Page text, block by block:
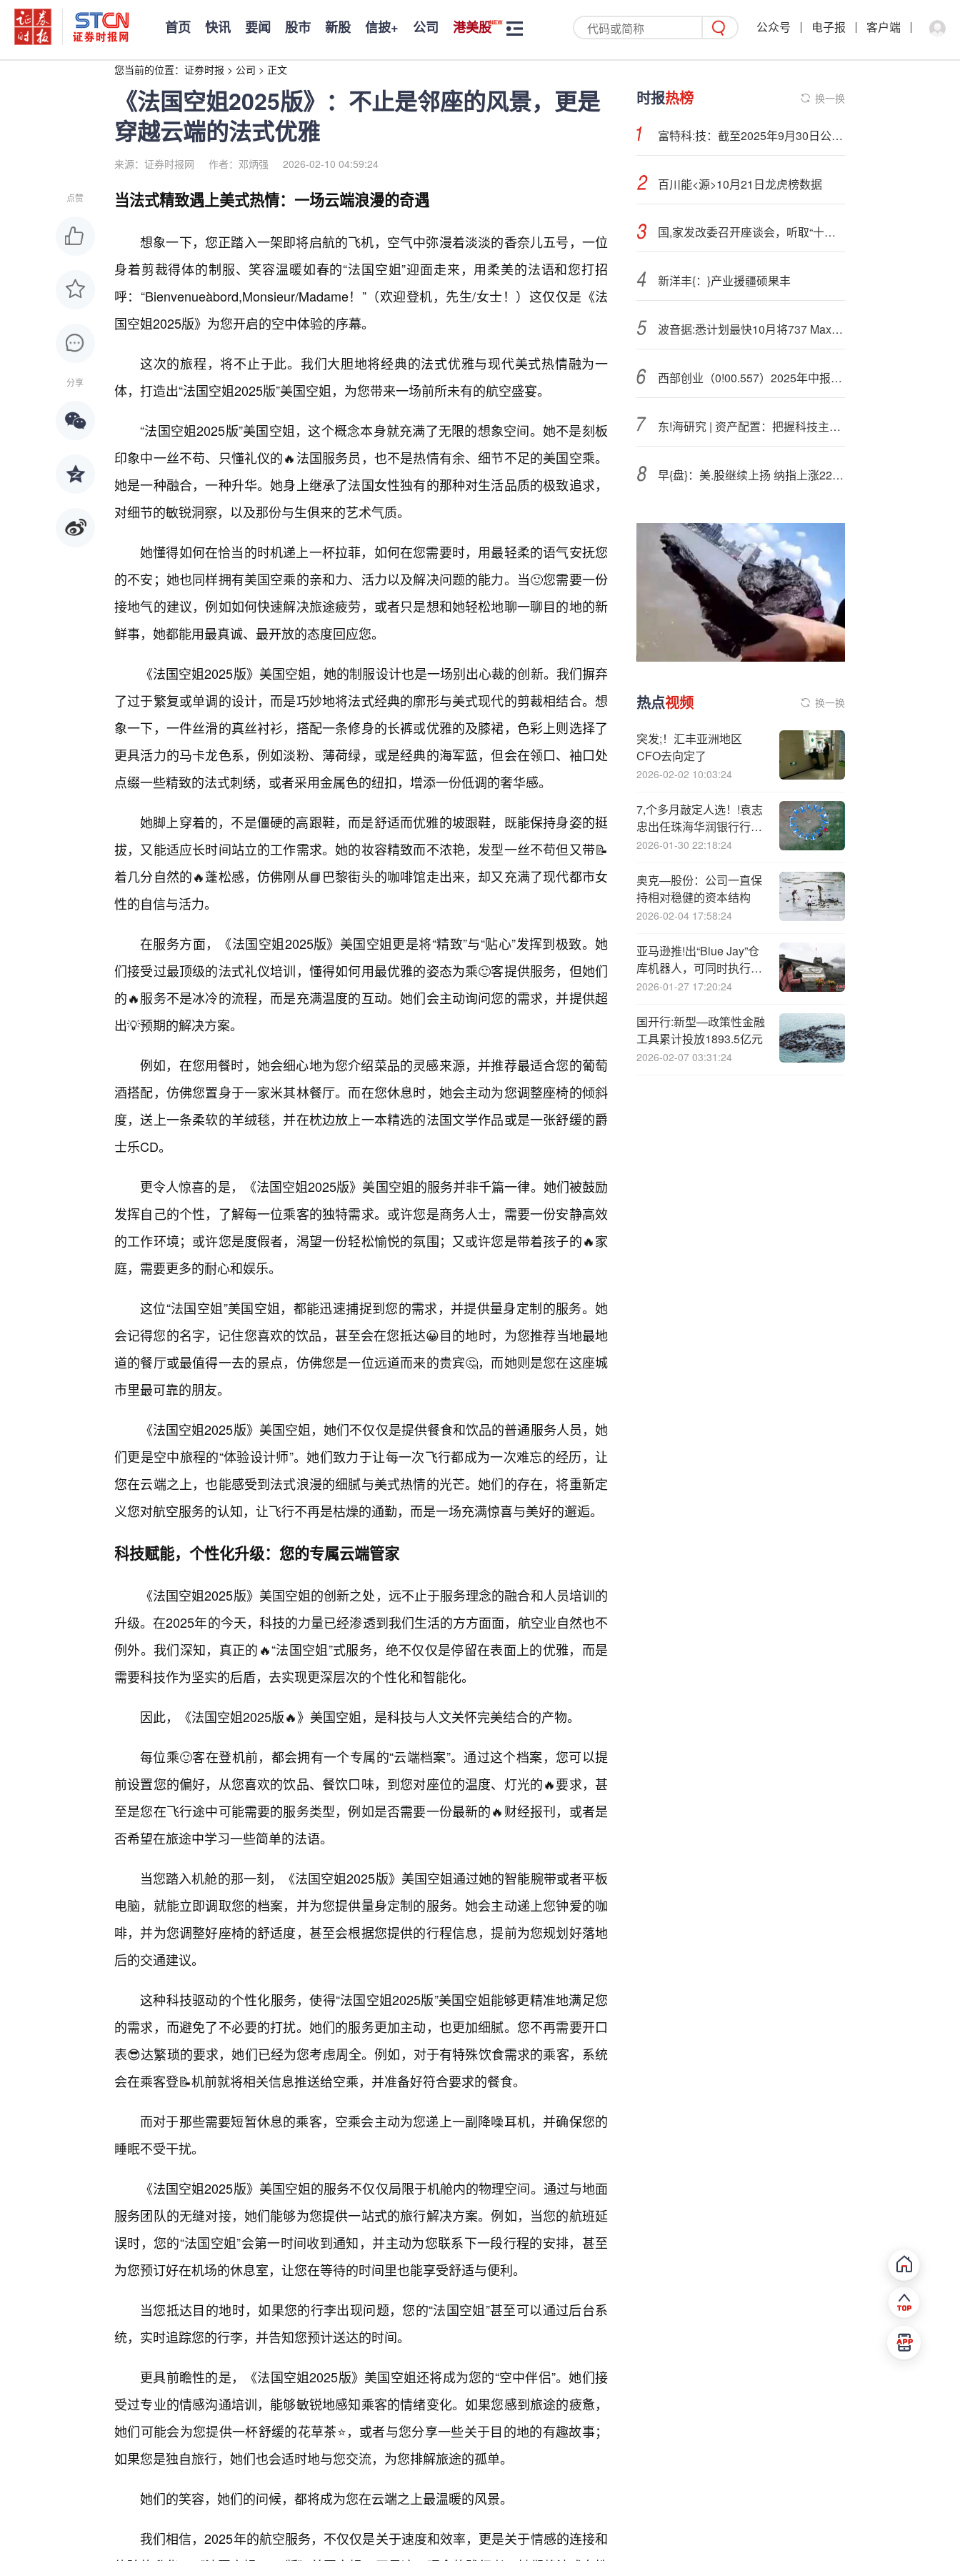
首页 快讯 要闻 股市 新股 信披+ 公司 港美股 公众号 电子报 客户端
您当前的位置： 证券时报 > 公司 > 正文
《法国空姐2025版》：不止是邻座的风景，更是
穿越云端的法式优雅
来源：证券时报网 作者：邓炳强 2026-02-10 04:59:24
点赞
分享
当法式精致遇上美式热情：一场云端浪漫的奇遇
想象一下，您正踏入一架即将启航的飞机，空气中弥漫着淡淡的香奈儿五号，一位
身着剪裁得体的制服、笑容温暖如春的“法国空姐”迎面走来，用柔美的法语和您打招
呼：“Bienvenueàbord,Monsieur/Madame！”（欢迎登机，先生/女士！）这仅仅是《法
国空姐2025版》为您开启的空中体验的序幕。
这次的旅程，将不止于此。我们大胆地将经典的法式优雅与现代美式热情融为一
体，打造出“法国空姐2025版”美国空姐，为您带来一场前所未有的航空盛宴。
“法国空姐2025版”美国空姐，这个概念本身就充满了无限的想象空间。她不是刻板
印象中一丝不苟、只懂礼仪的🔥法国服务员，也不是热情有余、细节不足的美国空乘。
她是一种融合，一种升华。她身上继承了法国女性独有的那种对生活品质的极致追求，
对细节的敏锐洞察，以及那份与生俱来的艺术气质。
她懂得如何在恰当的时机递上一杯拉菲，如何在您需要时，用最轻柔的语气安抚您
的不安；她也同样拥有美国空乘的亲和力、活力以及解决问题的能力。当🙂您需要一份
接地气的建议，例如如何快速解决旅途疲劳，或者只是想和她轻松地聊一聊目的地的新
鲜事，她都能用最真诚、最开放的态度回应您。
《法国空姐2025版》美国空姐，她的制服设计也是一场别出心裁的创新。我们摒弃
了过于繁复或单调的设计，而是巧妙地将法式经典的廓形与美式现代的剪裁相结合。想
象一下，一件丝滑的真丝衬衫，搭配一条修身的长裤或优雅的及膝裙，色彩上则选择了
更具活力的马卡龙色系，例如淡粉、薄荷绿，或是经典的海军蓝，但会在领口、袖口处
点缀一些精致的法式刺绣，或者采用金属色的纽扣，增添一份低调的奢华感。
她脚上穿着的，不是僵硬的高跟鞋，而是舒适而优雅的坡跟鞋，既能保持身姿的挺
拔，又能适应长时间站立的工作需求。她的妆容精致而不浓艳，发型一丝不苟但又带📝
着几分自然的🔥蓬松感，仿佛刚从📘巴黎街头的咖啡馆走出来，却又充满了现代都市女
性的自信与活力。
在服务方面，《法国空姐2025版》美国空姐更是将“精致”与“贴心”发挥到极致。她
们接受过最顶级的法式礼仪培训，懂得如何用最优雅的姿态为乘🙂客提供服务，但她们
的🔥服务不是冰冷的流程，而是充满温度的互动。她们会主动询问您的需求，并提供超
出💡预期的解决方案。
例如，在您用餐时，她会细心地为您介绍菜品的灵感来源，并推荐最适合您的葡萄
酒搭配，仿佛您置身于一家米其林餐厅。而在您休息时，她会主动为您调整座椅的倾斜
度，送上一条柔软的羊绒毯，并在枕边放上一本精选的法国文学作品或是一张舒缓的爵
士乐CD。
更令人惊喜的是，《法国空姐2025版》美国空姐的服务并非千篇一律。她们被鼓励
发挥自己的个性，了解每一位乘客的独特需求。或许您是商务人士，需要一份安静高效
的工作环境；或许您是度假者，渴望一份轻松愉悦的氛围；又或许您是带着孩子的🔥家
庭，需要更多的耐心和娱乐。
这位“法国空姐”美国空姐，都能迅速捕捉到您的需求，并提供量身定制的服务。她
会记得您的名字，记住您喜欢的饮品，甚至会在您抵达😀目的地时，为您推荐当地最地
道的餐厅或最值得一去的景点，仿佛您是一位远道而来的贵宾🤔，而她则是您在这座城
市里最可靠的朋友。
《法国空姐2025版》美国空姐，她们不仅仅是提供餐食和饮品的普通服务人员，她
们更是空中旅程的“体验设计师”。她们致力于让每一次飞行都成为一次难忘的经历，让
您在云端之上，也能感受到法式浪漫的细腻与美式热情的光芒。她们的存在，将重新定
义您对航空服务的认知，让飞行不再是枯燥的通勤，而是一场充满惊喜与美好的邂逅。
科技赋能，个性化升级：您的专属云端管家
《法国空姐2025版》美国空姐的创新之处，远不止于服务理念的融合和人员培训的
升级。在2025年的今天，科技的力量已经渗透到我们生活的方方面面，航空业自然也不
例外。我们深知，真正的🔥“法国空姐”式服务，绝不仅仅是停留在表面上的优雅，而是
需要科技作为坚实的后盾，去实现更深层次的个性化和智能化。
因此，《法国空姐2025版🔥》美国空姐，是科技与人文关怀完美结合的产物。
每位乘🙂客在登机前，都会拥有一个专属的“云端档案”。通过这个档案，您可以提
前设置您的偏好，从您喜欢的饮品、餐饮口味，到您对座位的温度、灯光的🔥要求，甚
至是您在飞行途中可能需要的服务类型，例如是否需要一份最新的🔥财经报刊，或者是
否希望在旅途中学习一些简单的法语。
当您踏入机舱的那一刻，《法国空姐2025版》美国空姐通过她的智能腕带或者平板
电脑，就能立即调取您的档案，并为您提供量身定制的服务。她会主动递上您钟爱的咖
啡，并为您调整好座椅的舒适度，甚至会根据您提供的行程信息，提前为您规划好落地
后的交通建议。
这种科技驱动的个性化服务，使得“法国空姐2025版”美国空姐能够更精准地满足您
的需求，而避免了不必要的打扰。她们的服务更加主动，也更加细腻。您不再需要开口
表😎达繁琐的要求，她们已经为您考虑周全。例如，对于有特殊饮食需求的乘客，系统
会在乘客登📝机前就将相关信息推送给空乘，并准备好符合要求的餐食。
而对于那些需要短暂休息的乘客，空乘会主动为您递上一副降噪耳机，并确保您的
睡眠不受干扰。
《法国空姐2025版》美国空姐的服务不仅仅局限于机舱内的物理空间。通过与地面
服务团队的无缝对接，她们能够为您提供一站式的旅行解决方案。例如，当您的航班延
误时，您的“法国空姐”会第一时间收到通知，并主动为您联系下一段行程的安排，甚至
为您预订好在机场的休息室，让您在等待的时间里也能享受舒适与便利。
当您抵达目的地时，如果您的行李出现问题，您的“法国空姐”甚至可以通过后台系
统，实时追踪您的行李，并告知您预计送达的时间。
更具前瞻性的是，《法国空姐2025版》美国空姐还将成为您的“空中伴侣”。她们接
受过专业的情感沟通培训，能够敏锐地感知乘客的情绪变化。如果您感到旅途的疲惫，
她们可能会为您提供一杯舒缓的花草茶⭐，或者与您分享一些关于目的地的有趣故事；
如果您是独自旅行，她们也会适时地与您交流，为您排解旅途的孤单。
她们的笑容，她们的问候，都将成为您在云端之上最温暖的风景。
我们相信，2025年的航空服务，不仅仅是关于速度和效率，更是关于情感的连接和
时报热榜 换一换
富特科:技：截至2025年9月30日公司股东总户数为10148户
百川能<源>10月21日龙虎榜数据
国,家发改委召开座谈会，听取“十五五”时期扩内需稳就业意见建议
新洋丰{：}产业援疆硕果丰
波音据:悉计划最快10月将737 Max产量提高至每月42架 波音拒绝置评
西部创业（0!00.557）2025年中报简析：净利润同比增长88.7%
东!海研究 | 资产配置：把握科技主线，从基础研究、基础设施，到AI应用
早{盘}：美.股继续上扬 纳指上涨220点
热点视频 换一换
突发;！汇丰亚洲地区
CFO去向定了
2026-02-02 10:03:24
7,个多月敲定人选！!袁志
忠出任珠海华润银行行
长，业绩困局待解
2026-01-30 22:18:24
奥克—股份：公司一直保
持相对稳健的资本结构
2026-02-04 17:58:24
亚马逊推!出“Blue Jay”仓
库机器人，可同时执行多
项任务
2026-01-27 17:20:24
国开行:新型—政策性金融
工具累计投放1893.5亿元
2026-02-07 03:31:24